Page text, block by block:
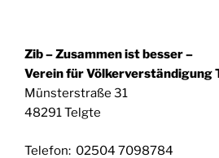
Zib – Zusammen ist besser –
Verein für Völkerverständigung
Münsterstraße 31
48291 Telgte
Telefon: 02504 7098784